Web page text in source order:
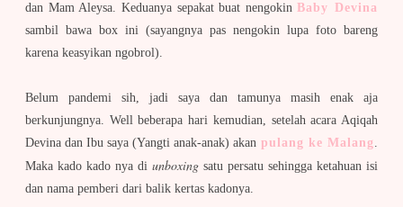
dan Mam Aleysa. Keduanya sepakat buat nengokinBaby Devina
sambil bawa box ini (sayangnya pas nengokin lupa foto bareng
karena keasyikan ngobrol).
Belum pandemi sih, jadi saya dan tamunya masih enak aja
berkunjungnya. Well beberapa hari kemudian, setelah acara Aqiqah
Devina dan Ibu saya (Yangti anak-anak) akan pulang ke Malang .
Maka kado kado nya di unboxing satu persatu sehingga ketahuan isi
dan nama pemberi dari balik kertas kadonya.